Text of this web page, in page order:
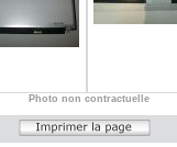
Photo non contractuelle